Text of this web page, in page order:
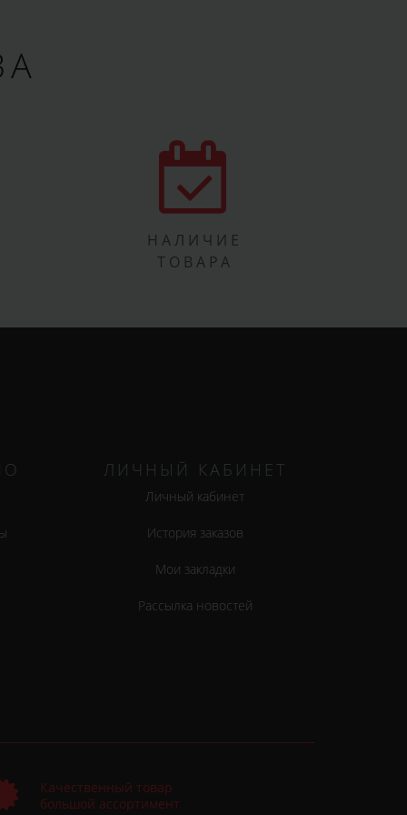
НАЛИЧИЕ
ТОВАРА
ЛИЧНЫЙ КАБИНЕТ
Личный кабинет
История заказов
Мои закладки
Рассылка новостей
Качественный товар
большой ассортимент